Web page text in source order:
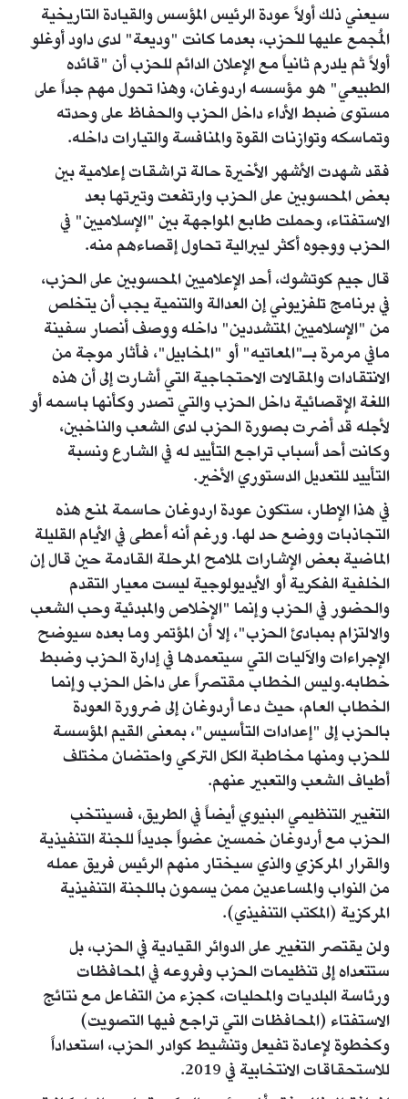
سيعني ذلك أولاً عودة الرئيس المؤسس والقيادة التاريخية
المُجمع عليها للحزب، بعدما كانت "وديعة" لدى داود أوغلو
أولاً ثم يلدرم ثانياً مع الإعلان الدائم للحزب أن "قائده
الطبيعي" هو مؤسسه اردوغان، وهذا تحول مهم جداً على
مستوى ضبط الأداء داخل الحزب والحفاظ على وحدته
وتماسكه وتوازنات القوة والمنافسة والتيارات داخله.
فقد شهدت الأشهر الأخيرة حالة تراشقات إعلامية بين
بعض المحسوبين على الحزب وارتفعت وتيرتها بعد
الاستفتاء، وحملت طابع المواجهة بين "الإسلاميين" في
الحزب ووجوه أكثر ليبرالية تحاول إقصاءهم منه.
قال جيم كوتشوك، أحد الإعلاميين المحسوبين على الحزب،
في برنامج تلفزيوني إن العدالة والتنمية يجب أن يتخلص
من "الإسلاميين المتشددين" داخله ووصف أنصار سفينة
مافي مرمرة بـ"المعاتيه" أو "المخابيل"، فأثار موجة من
الانتقادات والمقالات الاحتجاجية التي أشارت إلى أن هذه
اللغة الإقصائية داخل الحزب والتي تصدر وكأنها باسمه أو
لأجله قد أضرت بصورة الحزب لدى الشعب والناخبين،
وكانت أحد أسباب تراجع التأييد له في الشارع ونسبة
التأييد للتعديل الدستوري الأخير.
في هذا الإطار، ستكون عودة اردوغان حاسمة لمنع هذه
التجاذبات ووضع حد لها. ورغم أنه أعطى في الأيام القليلة
الماضية بعض الإشارات لملامح المرحلة القادمة حين قال إن
الخلفية الفكرية أو الأيديولوجية ليست معيار التقدم
والحضور في الحزب وإنما "الإخلاص والمبدئية وحب الشعب
والالتزام بمبادئ الحزب"، إلا أن المؤتمر وما بعده سيوضح
الإجراءات والآليات التي سيتعمدها في إدارة الحزب وضبط
خطابه.وليس الخطاب مقتصراً على داخل الحزب وإنما
الخطاب العام، حيث دعا أردوغان إلى ضرورة العودة
بالحزب إلى "إعدادات التأسيس"، بمعنى القيم المؤسسة
للحزب ومنها مخاطبة الكل التركي واحتضان مختلف
أطياف الشعب والتعبير عنهم.
التغيير التنظيمي البنيوي أيضاً في الطريق، فسينتخب
الحزب مع أردوغان خمسين عضواً جديداً للجنة التنفيذية
والقرار المركزي والذي سيختار منهم الرئيس فريق عمله
من النواب والمساعدين ممن يسمون باللجنة التنفيذية
المركزية (المكتب التنفيذي).
ولن يقتصر التغيير على الدوائر القيادية في الحزب، بل
ستتعداه إلى تنظيمات الحزب وفروعه في المحافظات
ورئاسة البلديات والمحليات، كجزء من التفاعل مع نتائج
الاستفتاء (المحافظات التي تراجع فيها التصويت)
وكخطوة لإعادة تفيعل وتنشيط كوادر الحزب، استعداداً
للاستحقاقات الانتخابية في 2019.